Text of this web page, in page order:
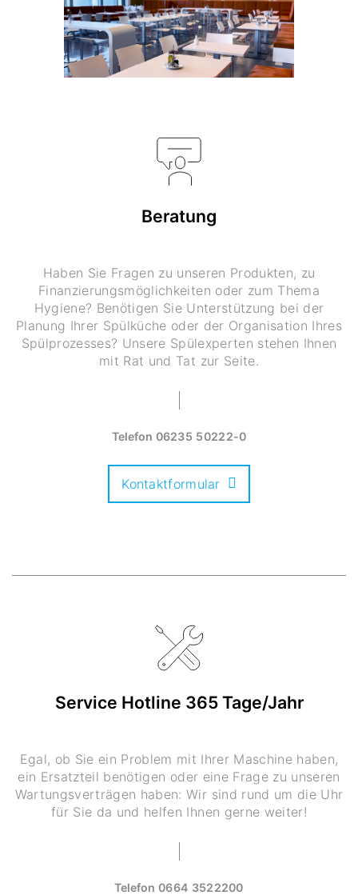
Beratung
Haben Sie Fragen zu unseren Produkten, zu
Finanzierungsmöglichkeiten oder zum Thema
Hygiene? Benötigen Sie Unterstützung bei der
Planung Ihrer Spülküche oder der Organisation Ihres
Spülprozesses? Unsere Spülexperten stehen Ihnen
mit Rat und Tat zur Seite.
Telefon 06235 50222-0
Kontaktformular
Service Hotline 365 Tage/Jahr
Egal, ob Sie ein Problem mit Ihrer Maschine haben,
ein Ersatzteil benötigen oder eine Frage zu unseren
Wartungsverträgen haben: Wir sind rund um die Uhr
für Sie da und helfen Ihnen gerne weiter!
Telefon0664 3522200